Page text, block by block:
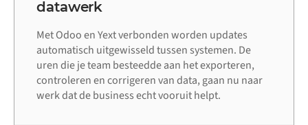
datawerk
Met Odoo en Yext verbonden worden updates
automatisch uitgewisseld tussen systemen. De
uren die je team besteedde aan het exporteren,
controleren en corrigeren van data, gaan nu naar
werk dat de business echt vooruit helpt.